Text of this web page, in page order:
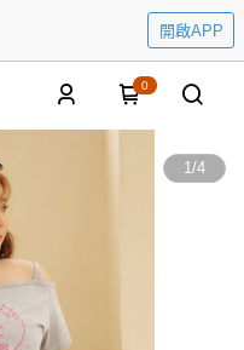
開啟APP
0
1/4